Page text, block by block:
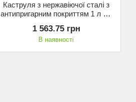
Каструля з нержавіючої сталі з
антипригарним покриттям 1 л (Ø
кришкою
1 563.75 грн
В наявності